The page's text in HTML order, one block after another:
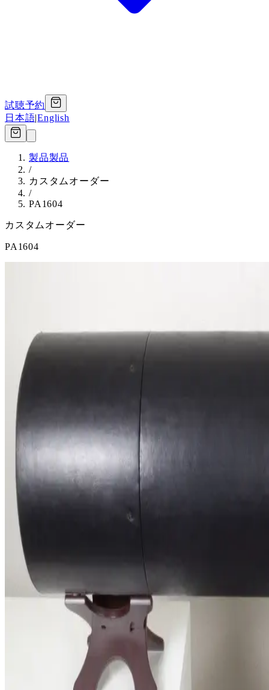
試聴予約
日本語|English
製品製品
/
カスタムオーダー
/
PA1604
カスタムオーダー
PA1604